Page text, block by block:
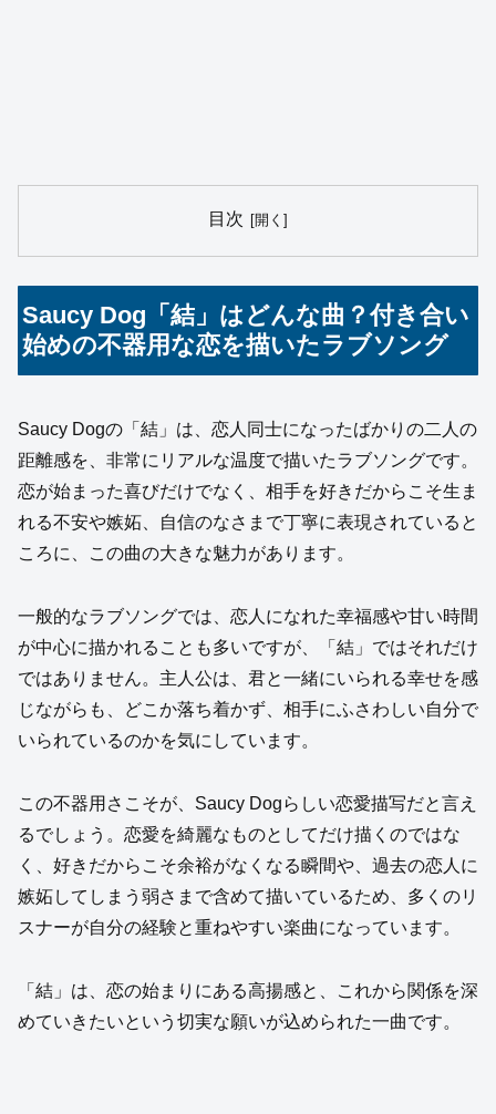
目次
Saucy Dog「結」はどんな曲？付き合い
始めの不器用な恋を描いたラブソング
Saucy Dogの「結」は、恋人同士になったばかりの二人の
距離感を、非常にリアルな温度で描いたラブソングです。
恋が始まった喜びだけでなく、相手を好きだからこそ生ま
れる不安や嫉妬、自信のなさまで丁寧に表現されていると
ころに、この曲の大きな魅力があります。
一般的なラブソングでは、恋人になれた幸福感や甘い時間
が中心に描かれることも多いですが、「結」ではそれだけ
ではありません。主人公は、君と一緒にいられる幸せを感
じながらも、どこか落ち着かず、相手にふさわしい自分で
いられているのかを気にしています。
この不器用さこそが、Saucy Dogらしい恋愛描写だと言え
るでしょう。恋愛を綺麗なものとしてだけ描くのではな
く、好きだからこそ余裕がなくなる瞬間や、過去の恋人に
嫉妬してしまう弱さまで含めて描いているため、多くのリ
スナーが自分の経験と重ねやすい楽曲になっています。
「結」は、恋の始まりにある高揚感と、これから関係を深
めていきたいという切実な願いが込められた一曲です。